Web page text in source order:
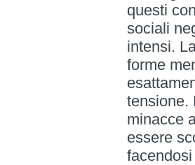
questi
sociali
intensi.
forme
tensione.
minacce
essere